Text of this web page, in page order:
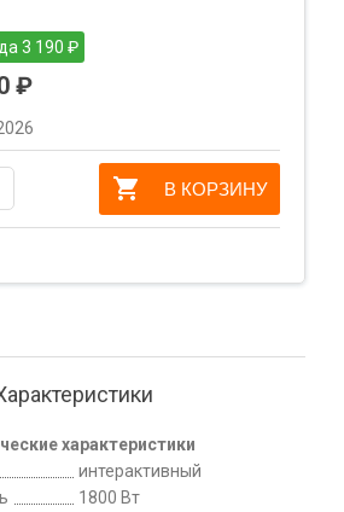
3 190 ₽
₽
В КОРЗИНУ
характеристики
интерактивный
1800 Вт